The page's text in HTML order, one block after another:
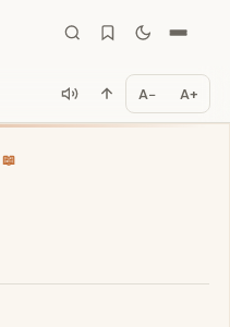
A− A+